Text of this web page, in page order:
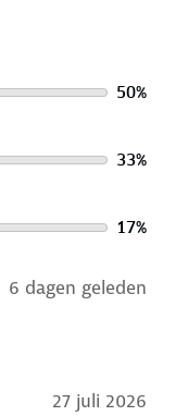
50%
33%
17%
6 dagen geleden
27 juli 2026